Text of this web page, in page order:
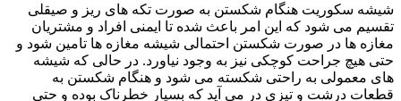
شیشه سکوریت هنگام شکستن به صورت تکه های ریز و صیقلی
تقسیم می شود که این امر باعث شده تا ایمنی افراد و مشتریان
مغازه ها در صورت شکستن احتمالی شیشه مغازه ها تامین شود و
حتی هیچ جراحت کوچکی نیز به وجود نیاورد. در حالی که شیشه
های معمولی به راحتی شکسته می شود و هنگام شکستن به
قطعات درشت و تیزی در می آید که بسیار خطرناک بوده و حتی